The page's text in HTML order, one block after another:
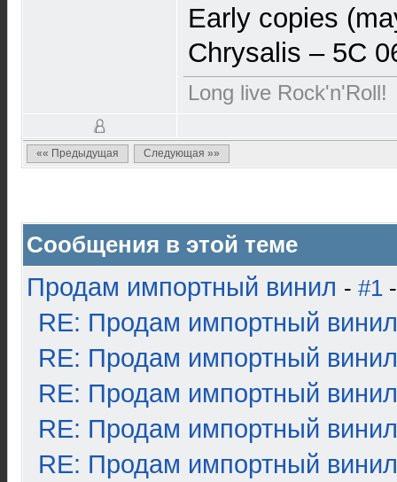
Early copies
Chrysalis – 5C
Long live Rock'n'Roll!
«« Предыдущая Следующая »»
Сообщения в этой теме
Продам импортный винил - #1
RE: Продам импортный винил
RE: Продам импортный винил
RE: Продам импортный винил
RE: Продам импортный винил
RE: Продам импортный винил